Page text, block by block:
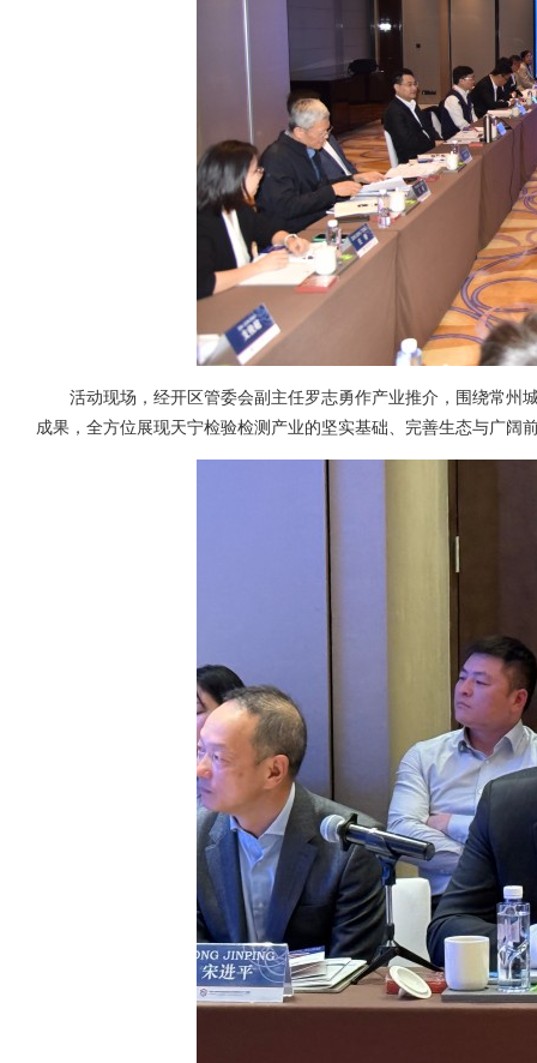
活动现场，经开区管委会副主任罗志勇作产业推介，围绕常州
成果，全方位展现天宁检验检测产业的坚实基础、完善生态与广阔